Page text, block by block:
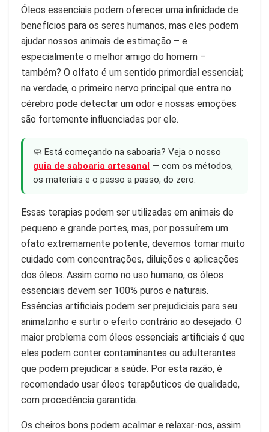
Óleos essenciais podem oferecer uma infinidade de
benefícios para os seres humanos, mas eles podem
ajudar nossos animais de estimação – e
especialmente o melhor amigo do homem –
também? O olfato é um sentido primordial essencial;
na verdade, o primeiro nervo principal que entra no
cérebro pode detectar um odor e nossas emoções
são fortemente influenciadas por ele.
🧼 Está começando na saboaria? Veja o nosso
guia de saboaria artesanal — com os métodos,
os materiais e o passo a passo, do zero.
Essas terapias podem ser utilizadas em animais de
pequeno e grande portes, mas, por possuírem um
ofato extremamente potente, devemos tomar muito
cuidado com concentrações, diluições e aplicações
dos óleos. Assim como no uso humano, os óleos
essenciais devem ser 100% puros e naturais.
Essências artificiais podem ser prejudiciais para seu
animalzinho e surtir o efeito contrário ao desejado. O
maior problema com óleos essenciais artificiais é que
eles podem conter contaminantes ou adulterantes
que podem prejudicar a saúde. Por esta razão, é
recomendado usar óleos terapêuticos de qualidade,
com procedência garantida.
Os cheiros bons podem acalmar e relaxar-nos, assim